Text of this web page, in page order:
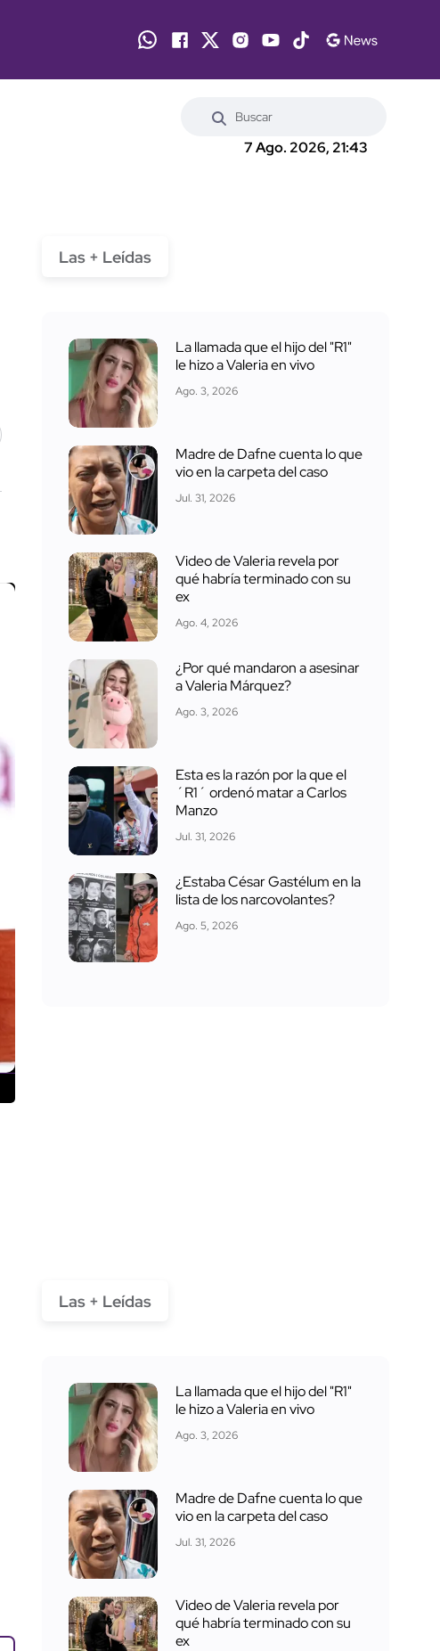
7 Ago. 2026, 21:43
Las + Leídas
La llamada que el hijo del "R1"
le hizo a Valeria en vivo
Ago. 3, 2026
Madre de Dafne cuenta lo que
vio en la carpeta del caso
Jul. 31, 2026
Video de Valeria revela por
qué habría terminado con su
ex
Ago. 4, 2026
¿Por qué mandaron a asesinar
a Valeria Márquez?
Ago. 3, 2026
Esta es la razón por la que el
´R1´ ordenó matar a Carlos
Manzo
Jul. 31, 2026
¿Estaba César Gastélum en la
lista de los narcovolantes?
Ago. 5, 2026
Las + Leídas
La llamada que el hijo del "R1"
le hizo a Valeria en vivo
Ago. 3, 2026
Madre de Dafne cuenta lo que
vio en la carpeta del caso
Jul. 31, 2026
Video de Valeria revela por
qué habría terminado con su
ex